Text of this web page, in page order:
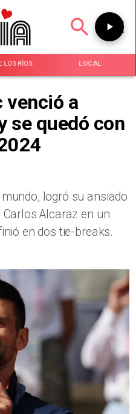
LOS RÍOS LOCAL
venció a
se quedó con
logró su ansiado
Alcaraz en un
en dos tie-breaks.